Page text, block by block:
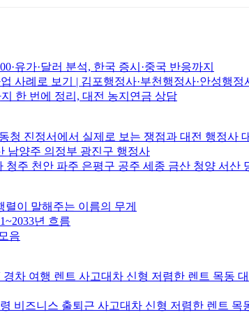
유가·달러 분석, 한국 증시·중국 반응까지
사례로 보기 | 김포행정사·부천행정사·안성행
한 번에 정리, 대전 농지연금 상담
청 진정서에서 실제로 보는 쟁점과 대전 행정사
남양주 의정부 광진구 행정사
주 천안 파주 은평구 공주 세종 금산 청양 서산
이 말해주는 이름의 무게
년 흐름
음
차 여행 렌트 사고대차 신형 저렴한 렌트 목동
비즈니스 출퇴근 사고대차 신형 저렴한 렌트